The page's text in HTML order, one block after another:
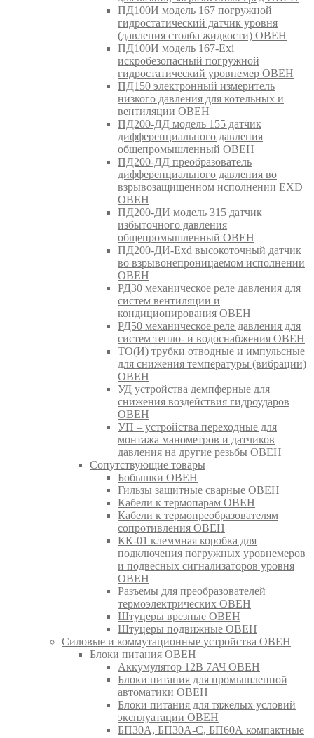
ПД100И модель 167 погружной
гидростатический датчик уровня
(давления столба жидкости) ОВЕН
ПД100И модель 167-Exi
искробезопасный погружной
гидростатический уровнемер ОВЕН
ПД150 электронный измеритель
низкого давления для котельных и
вентиляции ОВЕН
ПД200-ДД модель 155 датчик
дифференциального давления
общепромышленный ОВЕН
ПД200-ДД преобразователь
дифференциального давления во
взрывозащищенном исполнении EXD
ОВЕН
ПД200-ДИ модель 315 датчик
избыточного давления
общепромышленный ОВЕН
ПД200-ДИ-Exd высокоточный датчик
во взрывонепроницаемом исполнении
ОВЕН
РД30 механическое реле давления для
систем вентиляции и
кондиционирования ОВЕН
РД50 механическое реле давления для
систем тепло- и водоснабжения ОВЕН
ТО(И) трубки отводные и импульсные
для снижения температуры (вибрации)
ОВЕН
УД устройства демпферные для
снижения воздействия гидроударов
ОВЕН
УП – устройства переходные для
монтажа манометров и датчиков
давления на другие резьбы ОВЕН
Сопутствующие товары
Бобышки ОВЕН
Гильзы защитные сварные ОВЕН
Кабели к термопарам ОВЕН
Кабели к термопреобразователям
сопротивления ОВЕН
КК-01 клеммная коробка для
подключения погружных уровнемеров
и подвесных сигнализаторов уровня
ОВЕН
Разъемы для преобразователей
термоэлектрических ОВЕН
Штуцеры врезные ОВЕН
Штуцеры подвижные ОВЕН
Силовые и коммутационные устройства ОВЕН
Блоки питания ОВЕН
Аккумулятор 12В 7АЧ ОВЕН
Блоки питания для промышленной
автоматики ОВЕН
Блоки питания для тяжелых условий
эксплуатации ОВЕН
БП30А, БП30А-С, БП60А компактные